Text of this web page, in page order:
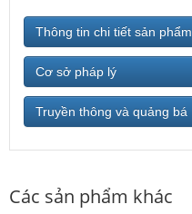
Thông tin chi tiết sản phẩm
Cơ sở pháp lý
Truyền thông và quảng bá
Các sản phẩm khác